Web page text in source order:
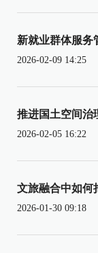
新就业群体服务
2026-02-09 14:25
推进国土空间治
2026-02-05 16:22
文旅融合中如何
2026-01-30 09:18